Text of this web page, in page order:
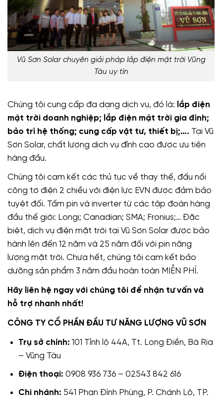
Vũ Sơn Solar chuyên giải pháp lắp điện mặt trời Vũng
Tàu uy tín
Chúng tôi cung cấp đa dạng dịch vụ, đó là: lắp điện
mặt trời doanh nghiệp; lắp điện mặt trời gia đình;
bảo trì hệ thống; cung cấp vật tư, thiết bị;…. Tại Vũ
Sơn Solar, chất lượng dịch vụ đỉnh cao được ưu tiên
hàng đầu.
Chúng tôi cam kết các thủ tục về thay thế, đấu nối
công tơ điện 2 chiều với điện lực EVN được đảm bảo
tuyệt đối. Tấm pin và inverter từ các tập đoàn hàng
đầu thế giới: Longi; Canadian; SMA; Fronius;… Đặc
biệt, dịch vụ điện mặt trời tại Vũ Sơn Solar được bảo
hành lên đến 12 năm và 25 năm đối với pin năng
lượng mặt trời. Chưa hết, chúng tôi cam kết bảo
dưỡng sản phẩm 3 năm đầu hoàn toàn MIỄN PHÍ.
Hãy liên hệ ngay với chúng tôi để nhận tư vấn và
hỗ trợ nhanh nhất!
CÔNG TY CỔ PHẦN ĐẦU TƯ NĂNG LƯỢNG VŨ SƠN
Trụ sở chính: 101 Tỉnh lộ 44A, Tt. Long Điền, Bà Rịa
– Vũng Tàu
Điện thoại: 0908 936 736 – 02543 842 616
Chi nhánh: 541 Phan Đình Phùng, P. Chánh Lộ, TP.